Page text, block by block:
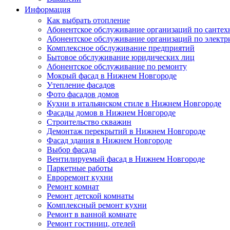
Информация
Как выбрать отопление
Абонентское обслуживание организаций по
Абонентское обслуживание организаций по
Комплексное обслуживание предприятий
Бытовое обслуживание юридических лиц
Абонентское обслуживание по ремонту
Мокрый фасад в Нижнем Новгороде
Утепление фасадов
Фото фасадов домов
Кухни в итальянском стиле в Нижнем Новгороде
Фасады домов в Нижнем Новгороде
Строительство скважин
Демонтаж перекрытий в Нижнем Новгороде
Фасад здания в Нижнем Новгороде
Выбор фасада
Вентилируемый фасад в Нижнем Новгороде
Паркетные работы
Евроремонт кухни
Ремонт комнат
Ремонт детской комнаты
Комплексный ремонт кухни
Ремонт в ванной комнате
Ремонт гостиниц, отелей